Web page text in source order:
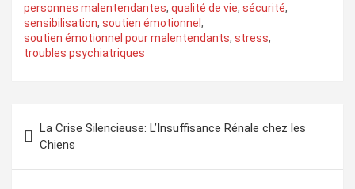
personnes malentendantes, qualité de vie, sécurité,
sensibilisation, soutien émotionnel ,
soutien émotionnel pour malentendants, stress,
troubles psychiatriques
de
l’article
La Crise Silencieuse: L’Insuffisance Rénale chez les
Chiens